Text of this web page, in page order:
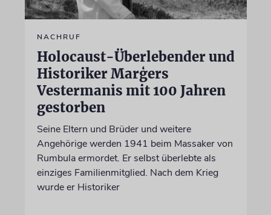
NACHRUF
Holocaust-Überlebender und
Historiker Marģers
Vestermanis mit 100 Jahren
gestorben
Seine Eltern und Brüder und weitere
Angehörige werden 1941 beim Massaker von
Rumbula ermordet. Er selbst überlebte als
einziges Familienmitglied. Nach dem Krieg
wurde er Historiker